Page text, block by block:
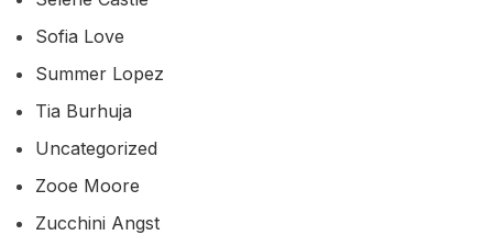
Sofia Love
Summer Lopez
Tia Burhuja
Uncategorized
Zooe Moore
Zucchini Angst